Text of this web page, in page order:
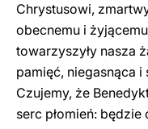
Chrystusowi,
obecnemu i
towarzyszyły nasza
pamięć, niegasnąca
Czujemy, że
serc płomień: będzie